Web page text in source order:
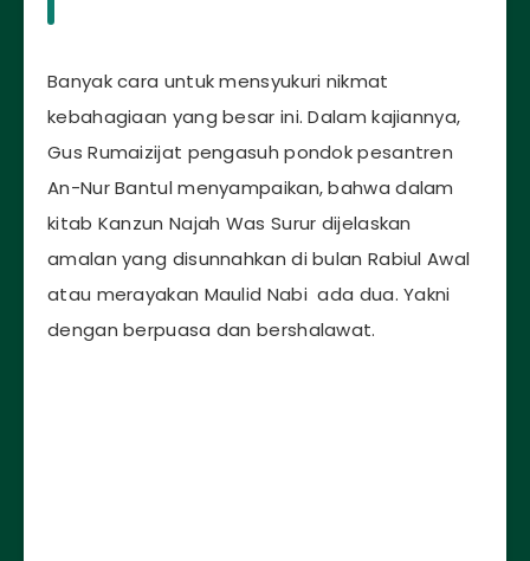
Banyak cara untuk mensyukuri nikmat
kebahagiaan yang besar ini. Dalam kajiannya,
Gus Rumaizijat pengasuh pondok pesantren
An-Nur Bantul menyampaikan, bahwa dalam
kitab Kanzun Najah Was Surur dijelaskan
amalan yang disunnahkan di bulan Rabiul Awal
atau merayakan Maulid Nabi ada dua. Yakni
dengan berpuasa dan bershalawat.